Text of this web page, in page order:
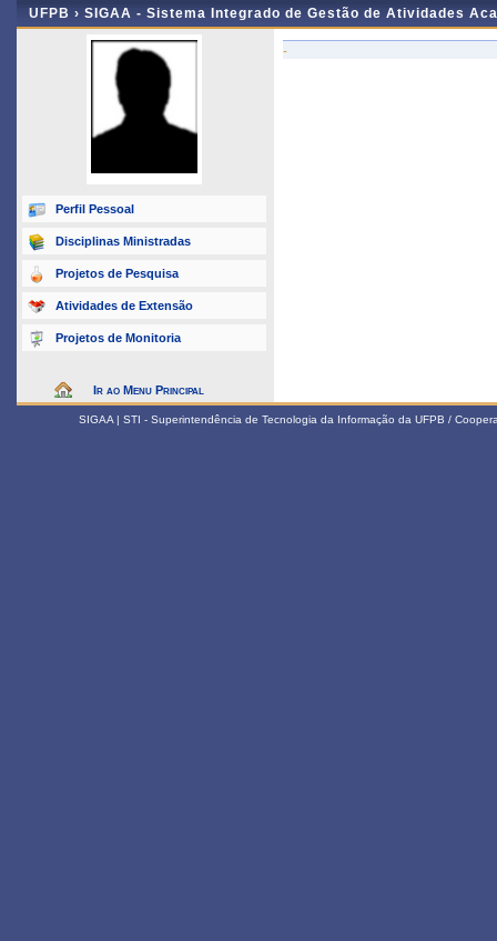
UFPB › SIGAA - Sistema Integrado de Gestão de Atividades
Perfil Pessoal
Disciplinas Ministradas
Projetos de Pesquisa
Atividades de Extensão
Projetos de Monitoria
Ir ao Menu Principal
-
SIGAA | STI - Superintendência de Tecnologia da Informação da UFPB /